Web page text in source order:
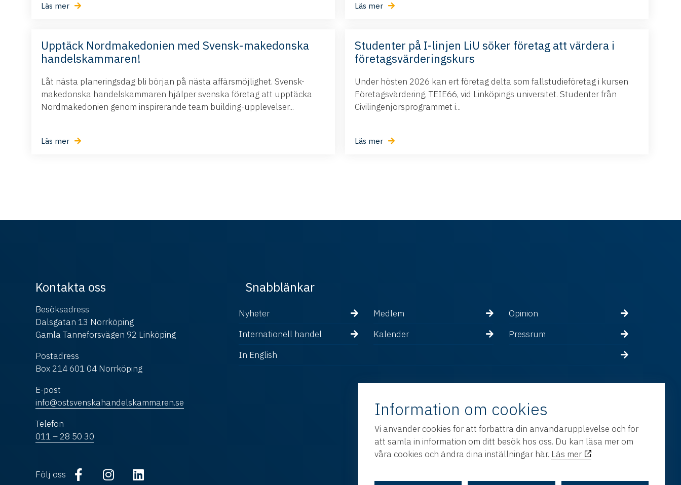
Läs mer Läs mer
Upptäck Nordmakedonien med Svensk-makedonska
handelskammaren!
Låt nästa planeringsdag bli början på nästa affärsmöjlighet. Svensk-
makedonska handelskammaren hjälper svenska företag att upptäcka
Nordmakedonien genom inspirerande team building-upplevelser...
Läs mer
Studenter på I-linjen LiU söker företag att värdera i
företagsvärderingskurs
Under hösten 2026 kan ert företag delta som fallstudieföretag i kursen
Företagsvärdering, TEIE66, vid Linköpings universitet. Studenter från
Civilingenjörsprogrammet i...
Läs mer
Kontakta oss
Besöksadress
Dalsgatan 13 Norrköping
Gamla Tanneforsvägen 92 Linköping
Postadress
Box 214 601 04 Norrköping
E-post
info@ostsvenskahandelskammaren.se
Telefon
011 – 28 50 30
Följ oss
Snabblänkar
Nyheter Medlem
Opinion
Internationell handel
Kalender
Pressrum
In English
Information om cookies
Vi använder cookies för att förbättra din användarupplevelse och för
att samla in information om ditt besök hos oss. Du kan läsa mer om
våra cookies och ändra dina inställningar här. Läs mer